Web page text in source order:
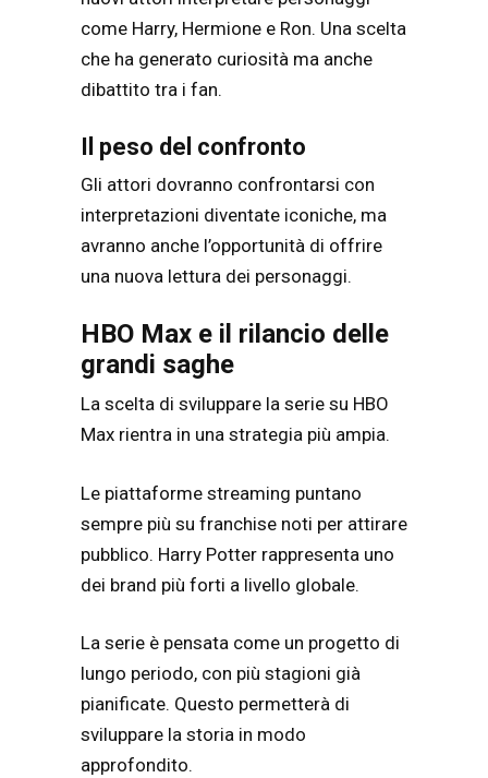
come Harry, Hermione e Ron. Una scelta
che ha generato curiosità ma anche
dibattito tra i fan.
Il peso del confronto
Gli attori dovranno confrontarsi con
interpretazioni diventate iconiche, ma
avranno anche l’opportunità di offrire
una nuova lettura dei personaggi.
HBO Max e il rilancio delle
grandi saghe
La scelta di sviluppare la serie su HBO
Max rientra in una strategia più ampia.
Le piattaforme streaming puntano
sempre più su franchise noti per attirare
pubblico. Harry Potter rappresenta uno
dei brand più forti a livello globale.
La serie è pensata come un progetto di
lungo periodo, con più stagioni già
pianificate. Questo permetterà di
sviluppare la storia in modo
approfondito.